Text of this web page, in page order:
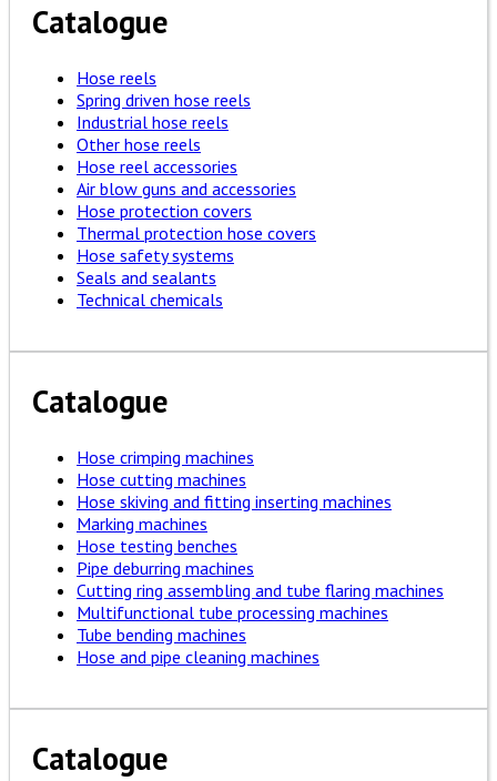
Catalogue
Hose reels
Spring driven hose reels
Industrial hose reels
Other hose reels
Hose reel accessories
Air blow guns and accessories
Hose protection covers
Thermal protection hose covers
Hose safety systems
Seals and sealants
Technical chemicals
Catalogue
Hose crimping machines
Hose cutting machines
Hose skiving and fitting inserting machines
Marking machines
Hose testing benches
Pipe deburring machines
Cutting ring assembling and tube flaring machines
Multifunctional tube processing machines
Tube bending machines
Hose and pipe cleaning machines
Catalogue